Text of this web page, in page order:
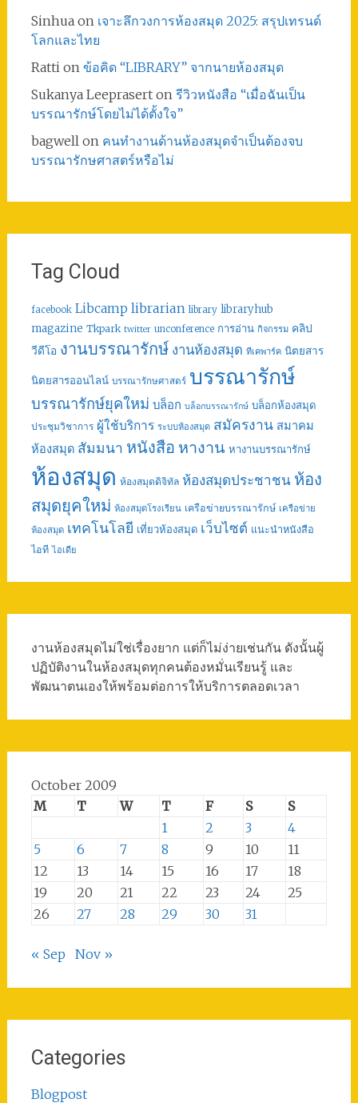
Sinhuaon เจาะลึกวงการห้องสมุด 2025: สรุปเทรนด์
โลกและไทย
Ratti on ข้อคิด “LIBRARY” จากนายห้องสมุด
Sukanya Leepraserton รีวิวหนังสือ “เมื่อฉันเป็น
บรรณารักษ์โดยไม่ได้ตั้งใจ”
bagwell on คนทำงานด้านห้องสมุดจำเป็นต้องจบ
บรรณารักษศาสตร์หรือไม่
Tag Cloud
facebook Libcamp librarian library libraryhub
magazine Tkpark twitter unconference การอ่าน กิจกรรม คลิป
วีดีโอ งานบรรณารักษ์ งานห้องสมุด ทีเคพาร์ค นิตยสาร
นิตยสารออนไลน์ บรรณารักษศาสตร์ บรรณารักษ์
บรรณารักษ์ยุคใหม่ บล็อก บล็อกบรรณารักษ์ บล็อกห้องสมุด
ประชุมวิชาการ ผู้ใช้บริการ ระบบห้องสมุด สมัครงาน สมาคม
ห้องสมุด สัมมนา หนังสือ หางาน หางานบรรณารักษ์
ห้องสมุด ห้องสมุดดิจิทัล ห้องสมุดประชาชน ห้อง
สมุดยุคใหม่ ห้องสมุดโรงเรียน เครือข่ายบรรณารักษ์ เครือข่าย
ห้องสมุด เทคโนโลยี เที่ยวห้องสมุด เว็บไซต์ แนะนำหนังสือ
ไอที ไอเดีย
งานห้องสมุดไม่ใช่เรื่องยาก แต่ก็ไม่ง่ายเช่นกัน ดังนั้นผู้
ปฏิบัติงานในห้องสมุดทุกคนต้องหมั่นเรียนรู้ และ
พัฒนาตนเองให้พร้อมต่อการให้บริการตลอดเวลา
October 2009
M
T W T F S
S
1
2 3
4
5
6 7 8 9 10
11
12
13 14 15 16 17
18
19
20 21 22 23 24
25
26
27 28 29 30 31
« Sep Nov »
Categories
Blogpost